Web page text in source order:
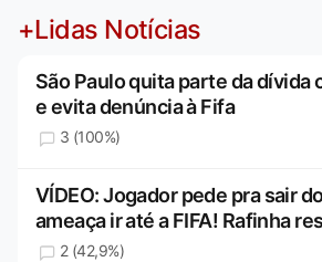
+Lidas Notícias
São Paulo quita parte da dívida
e evita denúncia à Fifa
3 (100%)
VÍDEO: Jogador pede pra sair
ameaça ir até a FIFA! Rafinha
2 (42,9%)